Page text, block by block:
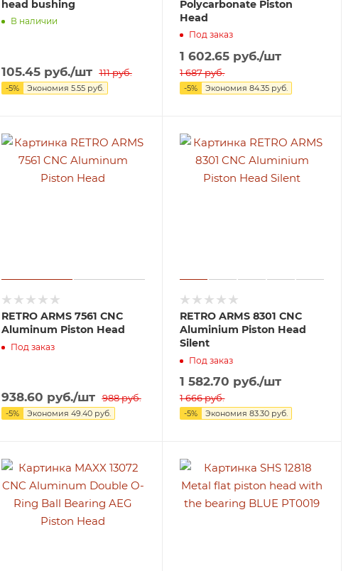
head bushing
В наличии
105.45руб./шт 111руб.
-5% Экономия 5.55руб.
Polycarbonate Piston
Head
Под заказ
1 602.65 руб./шт
1 687руб.
-5% Экономия84.35 руб.
RETRO ARMS 7561 CNC
Aluminum Piston Head
Под заказ
938.60 руб./шт 988руб.
-5% Экономия 49.40руб.
RETRO ARMS 8301 CNC
Aluminium Piston Head
Silent
Под заказ
1 582.70 руб./шт
1 666руб.
-5% Экономия83.30 руб.